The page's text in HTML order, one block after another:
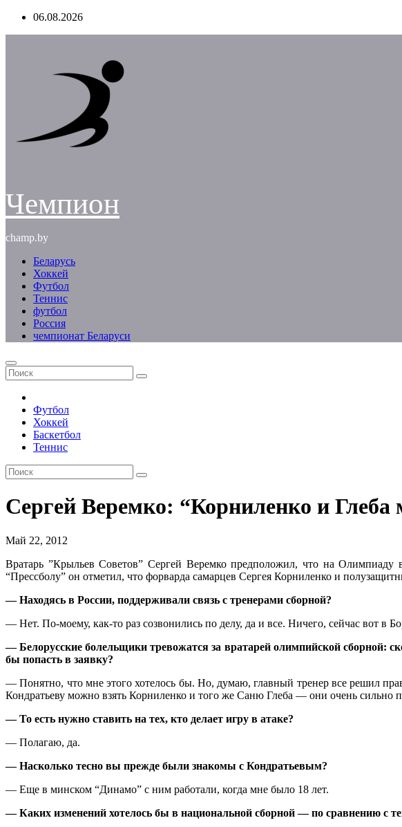
Перейти06.08.2026
Чемпион
champ.by
Беларусь
Хоккей
Футбол
Теннис
футбол
Россия
чемпионат Беларуси
Футбол
Хоккей
Баскетбол
Теннис
Сергей Веремко: “Корниленко и
Май 22, 2012
Вратарь ”Крыльев Советов” Сергей Веремко предположил, что на Олимпиаду
“Прессболу” он отметил, что форварда самарцев Сергея Корниленко и
— Находясь в России, поддерживали связь с тренерами сборной?
— Нет. По-моему, как-то раз созвонились по делу, да и все. Ничего, сейчас вот в
— Белорусские болельщики тревожатся за вратарей олимпийской сборной:
бы попасть в заявку?
— Понятно, что мне этого хотелось бы. Но, думаю, главный тренер все решил
Кондратьеву можно взять Корниленко и того же Саню Глеба — они очень сильно
— То есть нужно ставить на тех, кто делает игру в атаке?
— Полагаю, да.
— Насколько тесно вы прежде были знакомы с Кондратьевым?
— Еще в минском “Динамо” с ним работали, когда мне было 18 лет.
— Каких изменений хотелось бы в национальной сборной — по сравнению с